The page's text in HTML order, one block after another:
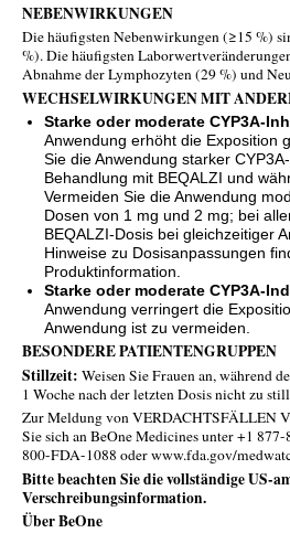
NEBENWIRKUNGEN
Die häufigsten Nebenwirkungen (≥15 %)
%). Die häufigsten
Abnahme der Lymphozyten (29 %) und
WECHSELWIRKUNGEN MIT
Starke oder moderate CYP3A-
Anwendung erhöht die Exposition
Sie die Anwendung starker
Behandlung mit BEQALZI und
Vermeiden Sie die Anwendung
Dosen von 1 mg und 2 mg; bei
BEQALZI-Dosis bei gleichzeitiger
Hinweise zu Dosisanpassungen
Produktinformation.
Starke oder moderate CYP3A-
Anwendung verringert die
Anwendung ist zu vermeiden.
BESONDERE PATIENTENGRUPPEN
Stillzeit: Weisen Sie Frauen an, während
1 Woche nach der letzten Dosis nicht zu
Zur Meldung von VERDACHTSFÄLLEN
Sie sich an BeOne Medicines unter +1
800-FDA-1088 oder www.fda.gov/
Bitte beachten Sie die vollständigeUS-
Verschreibungsinformation.
Über BeOne